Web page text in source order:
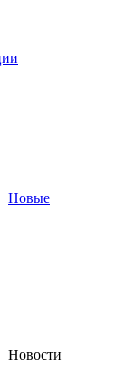
Новые
Новости